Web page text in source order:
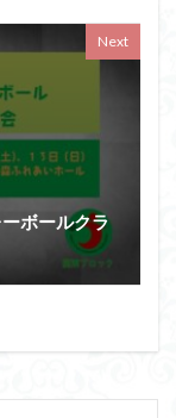
Next
ボールクラ